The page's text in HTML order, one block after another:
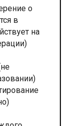
о
в
на